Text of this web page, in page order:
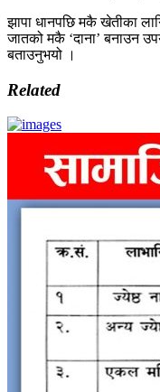
झापा धानपछि मकै खेतीका
जातको मकै ‘दाना’ बनाउन
बताउनुभयो ।
Related